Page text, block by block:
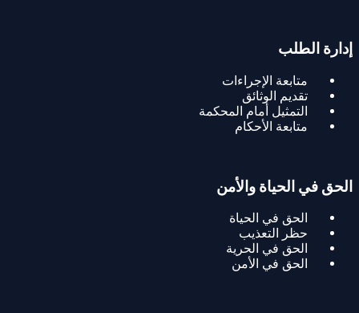
إدارة الطلب
متابعة الإجراءات
تقديم الوثائق
التمثيل أمام المحكمة
متابعة الأحكام
الحق في الحياة والأمن
الحق في الحياة
حظر التعذيب
الحق في الحرية
الحق في الأمن